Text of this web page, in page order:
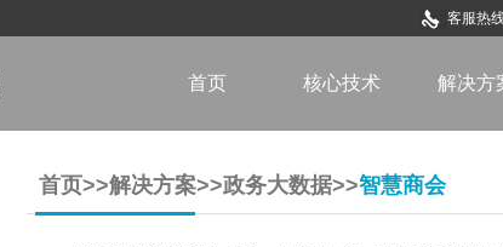
客服热
首页 核心技术 解决方
首页>>解决方案>>政务大数据>>智慧商会